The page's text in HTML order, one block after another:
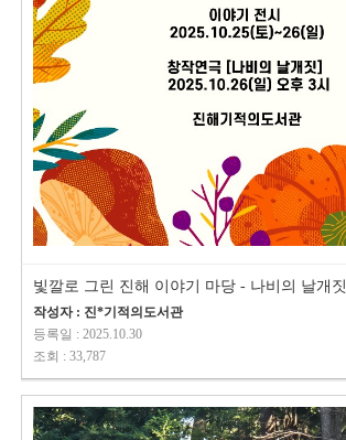
빛깔로 그린 진해 이야기 마당 - 나비의 날개짓
작성자 : 진*기적의도서관
등록일 : 2025.10.30
조회 : 33,787